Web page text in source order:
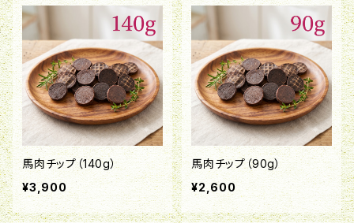
馬肉チップ（140g）
¥3,900
馬肉チップ（90g）
¥2,600